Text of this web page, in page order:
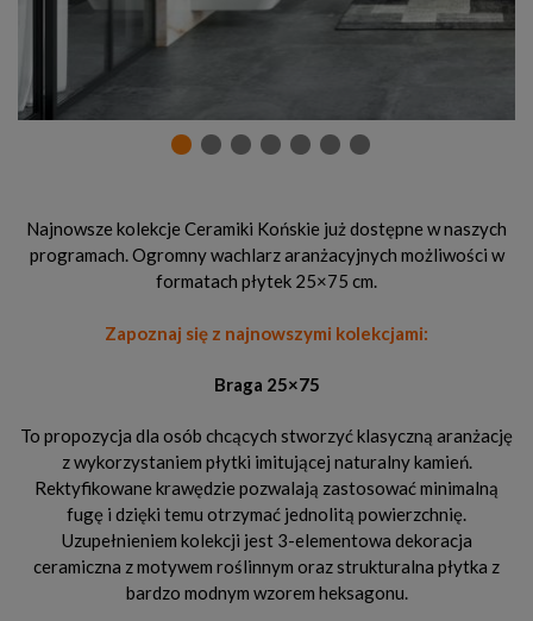
Najnowsze kolekcje Ceramiki Końskie już dostępne w naszych
programach. Ogromny wachlarz aranżacyjnych możliwości w
formatach płytek 25×75 cm.
Zapoznaj się z najnowszymi kolekcjami:
Braga 25×75
To propozycja dla osób chcących stworzyć klasyczną aranżację
z wykorzystaniem płytki imitującej naturalny kamień.
Rektyfikowane krawędzie pozwalają zastosować minimalną
fugę i dzięki temu otrzymać jednolitą powierzchnię.
Uzupełnieniem kolekcji jest 3-elementowa dekoracja
ceramiczna z motywem roślinnym oraz strukturalna płytka z
bardzo modnym wzorem heksagonu.